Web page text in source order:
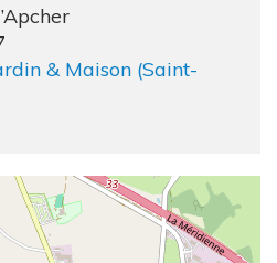
& Maison (Saint-